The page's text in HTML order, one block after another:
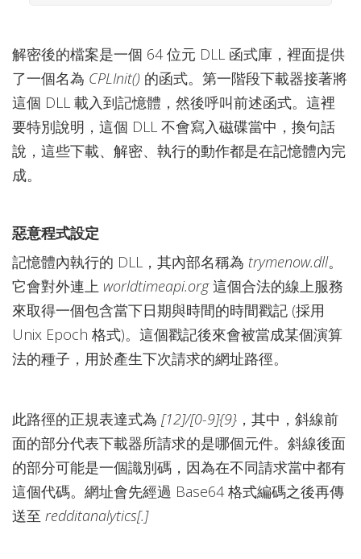
解密後的檔案是一個 64 位元 DLL 函式庫，裡面提供
了一個名為 CPLInit() 的函式。第一階段下載器接著將
這個 DLL 載入到記憶體，然後呼叫前述函式。這裡
要特別說明，這個 DLL 不會寫入磁碟當中，換句話
說，這些下載、解密、執行的動作都是在記憶體內完
成。
惡意程式設定
記憶體內執行的 DLL，其內部名稱為 trymenow.dll。
它會對外連上 worldtimeapi.org這個合法的線上服務
來取得一個包含當下日期與時間的時間戳記 (採用
Unix Epoch 格式)。這個戳記後來會被當成某個演算
法的種子，用於產生下次請求的網址路徑。
此路徑的正規表達式為 [12]/[0-9]{9} ，其中，斜線前
面的部分代表下載器所請求的是哪個元件。斜線後面
的部分可能是一個識別碼，因為在不同請求當中都有
這個代碼。網址會先經過 Base64 格式編碼之後再傳
送至 redditanalytics[.]